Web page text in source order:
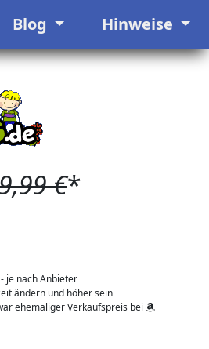
Blog Hinweise
€*
je nach Anbieter
ändern und höher sein
ehemaliger Verkaufspreis bei